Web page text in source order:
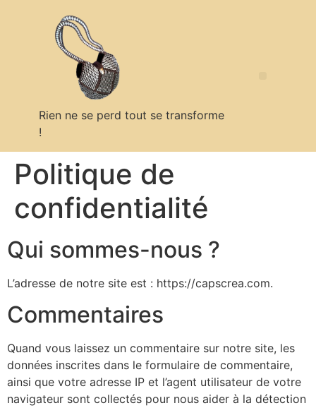
Rien ne se perd tout se transforme
!
Politique de
confidentialité
Qui sommes-nous ?
L’adresse de notre site est : https://capscrea.com.
Commentaires
Quand vous laissez un commentaire sur notre site, les
données inscrites dans le formulaire de commentaire,
ainsi que votre adresse IP et l’agent utilisateur de votre
navigateur sont collectés pour nous aider à la détection